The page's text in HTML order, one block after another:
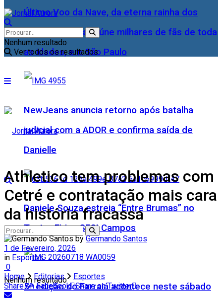
Último Voo da Nave, da eterna rainha dos
Baixinhos, Xuxa reúne milhares de fãs de toda
as idades, em São Paulo
NewJeans anuncia retorno após batalha
judicial com a ADOR e confirma saída de
Danielle
Daniele Souza estreia “Entre Brumas” no
Teatro Firjan SESI Campos
5ª edição do Farraiá acontece neste sábado
Nenhum resultado
Ver todos os resultados
Nenhum resultado
Athletico tem problemas com
Cetré e contratação mais cara
da história fracassa
by Germando Santos
1 de Fevereiro, 2026
in Esportes
0
Home
Editorias
Esportes
Share on Facebook Share on Twitter